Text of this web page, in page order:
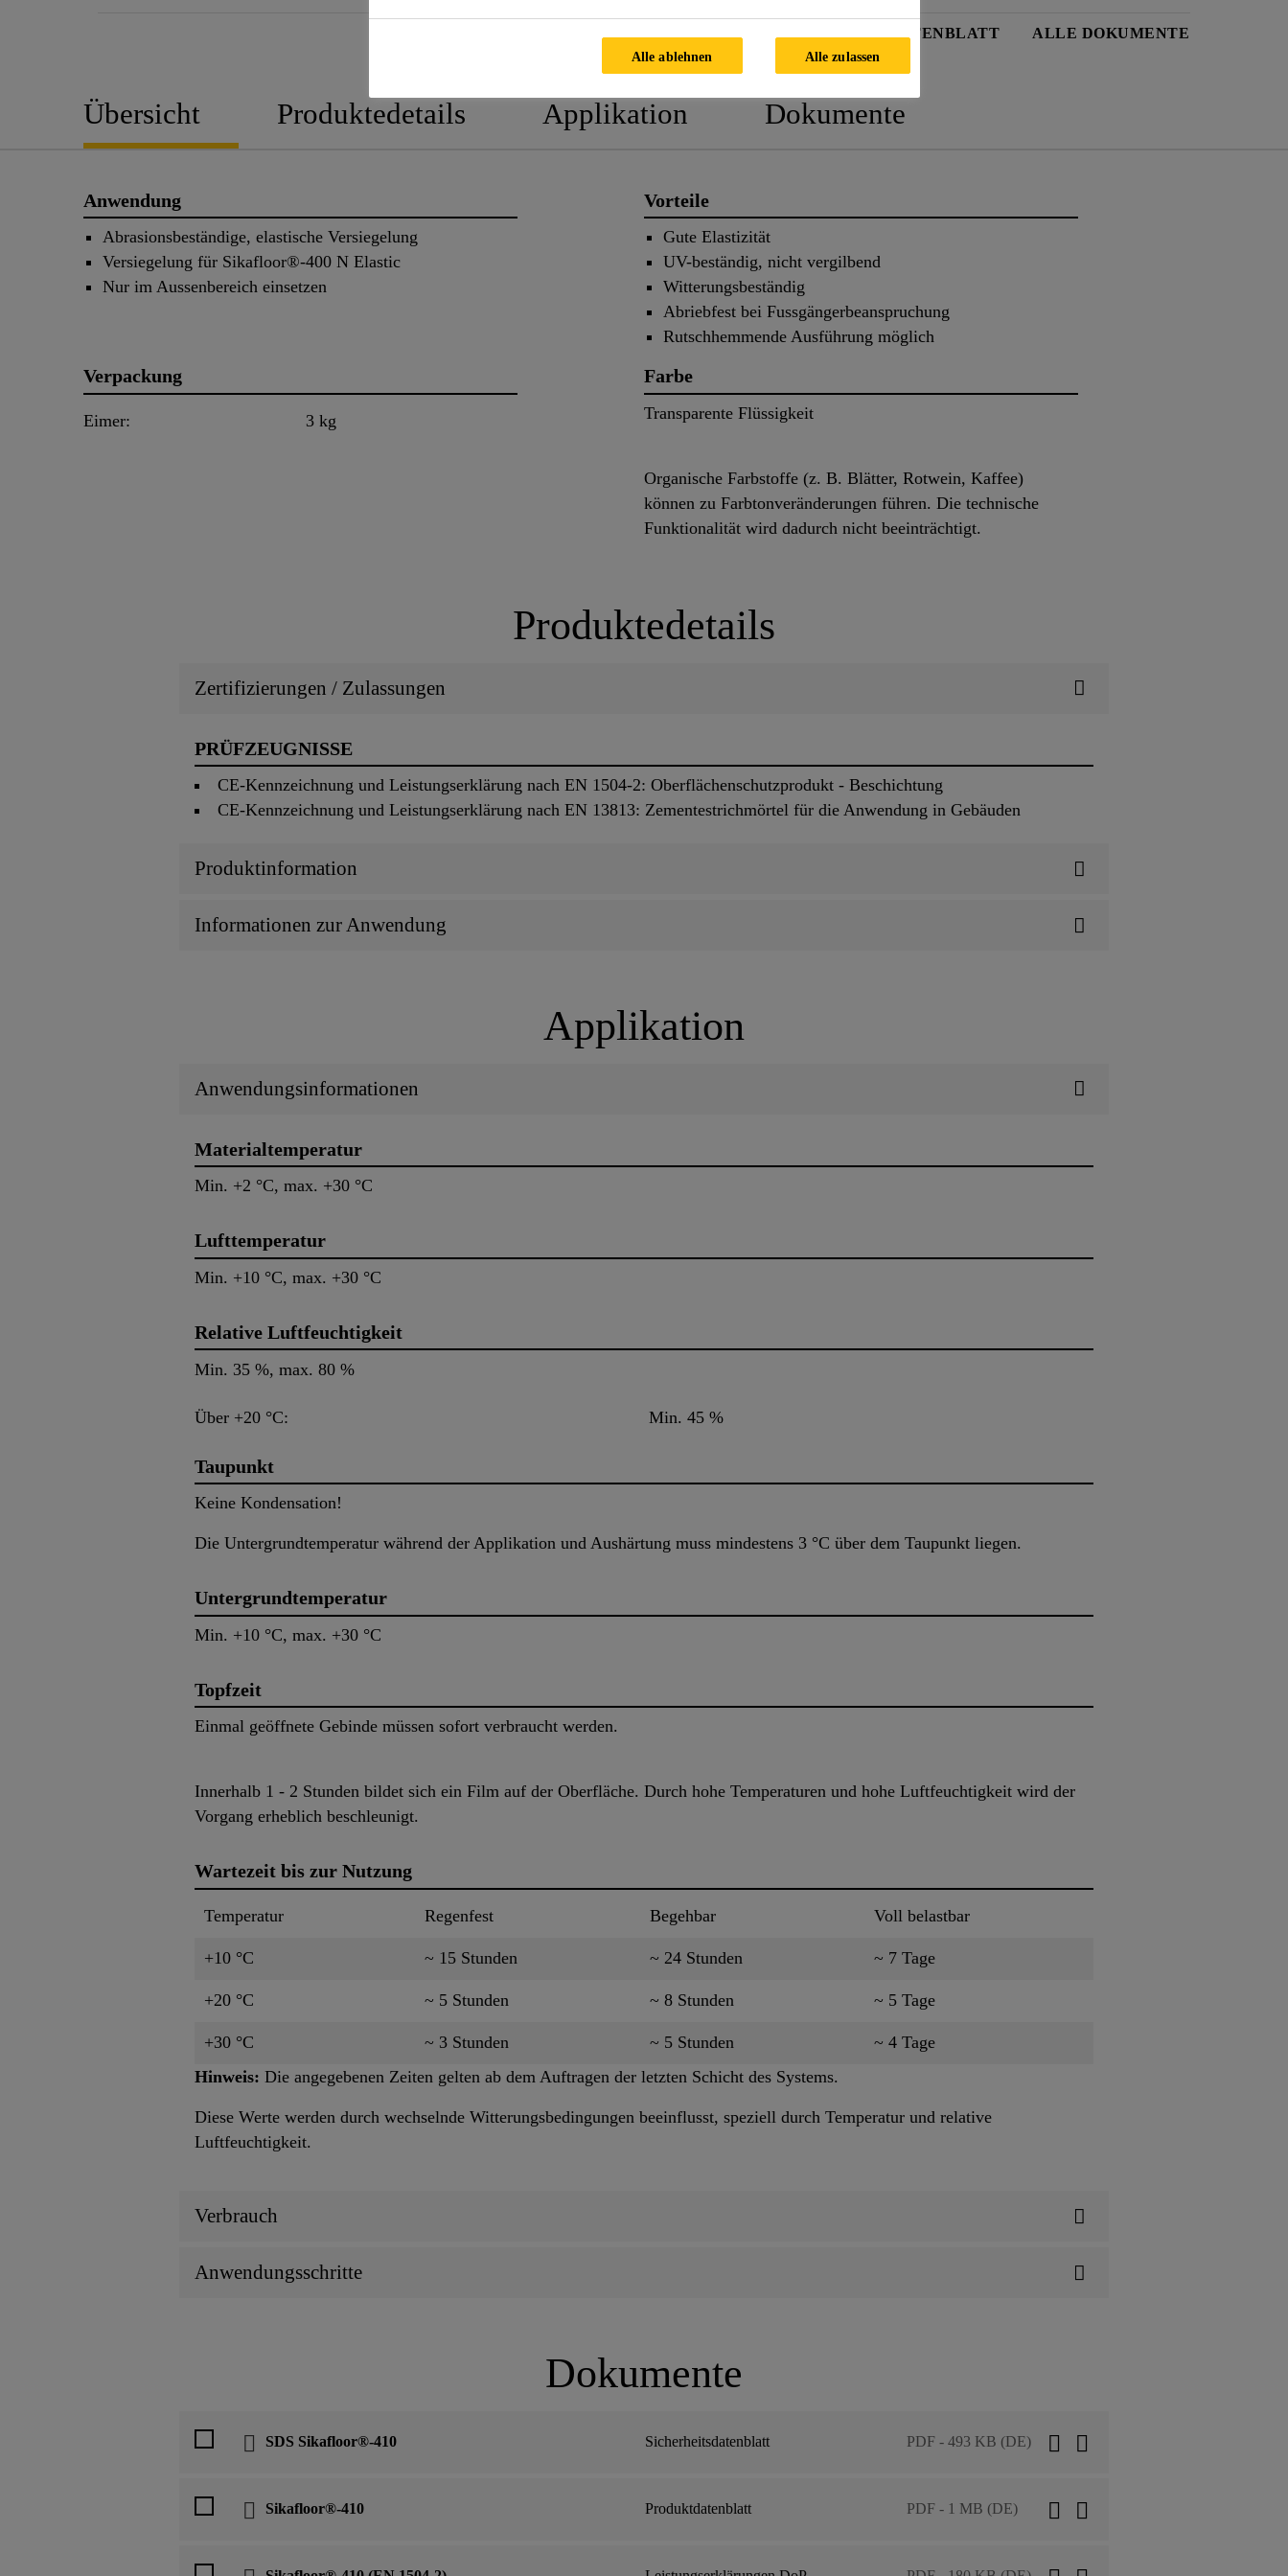
SICHERHEITSDATENBLATT ALLE DOKUMENTE
Übersicht Produktedetails Applikation Dokumente
Anwendung
Abrasionsbeständige, elastische Versiegelung
Versiegelung für Sikafloor®-400 N Elastic
Nur im Aussenbereich einsetzen
Vorteile
Gute Elastizität
UV-beständig, nicht vergilbend
Witterungsbeständig
Abriebfest bei Fussgängerbeanspruchung
Rutschhemmende Ausführung möglich
Verpackung
Eimer: 3 kg
Farbe
Transparente Flüssigkeit
Organische Farbstoffe (z. B. Blätter, Rotwein, Kaffee)
können zu Farbtonveränderungen führen. Die technische
Funktionalität wird dadurch nicht beeinträchtigt.
Produktedetails
Zertifizierungen / Zulassungen
PRÜFZEUGNISSE
CE-Kennzeichnung und Leistungserklärung nach EN 1504-2: Oberflächenschutzprodukt - Beschichtung
CE-Kennzeichnung und Leistungserklärung nach EN 13813: Zementestrichmörtel für die Anwendung in Gebäuden
Produktinformation
Informationen zur Anwendung
Applikation
Anwendungsinformationen
Materialtemperatur
Min. +2 °C, max. +30 °C
Lufttemperatur
Min. +10 °C, max. +30 °C
Relative Luftfeuchtigkeit
Min. 35 %, max. 80 %
Über +20 °C: Min. 45 %
Taupunkt
Keine Kondensation!
Die Untergrundtemperatur während der Applikation und Aushärtung muss mindestens 3 °C über dem Taupunkt liegen.
Untergrundtemperatur
Min. +10 °C, max. +30 °C
Topfzeit
Einmal geöffnete Gebinde müssen sofort verbraucht werden.
Innerhalb 1 - 2 Stunden bildet sich ein Film auf der Oberfläche. Durch hohe Temperaturen und hohe Luftfeuchtigkeit wird der
Vorgang erheblich beschleunigt.
Wartezeit bis zur Nutzung
Temperatur Regenfest Begehbar Voll belastbar
+10 °C ~ 15 Stunden ~ 24 Stunden ~ 7 Tage
+20 °C ~ 5 Stunden ~ 8 Stunden ~ 5 Tage
+30 °C ~ 3 Stunden ~ 5 Stunden
~ 4 Tage
Hinweis: Die angegebenen Zeiten gelten ab dem Auftragen der letzten Schicht des Systems.
Diese Werte werden durch wechselnde Witterungsbedingungen beeinflusst, speziell durch Temperatur und relative
Luftfeuchtigkeit.
Verbrauch
Anwendungsschritte
Dokumente
SDS Sikafloor®-410 Sicherheitsdatenblatt PDF - 493 KB (DE)
Sikafloor®-410 Produktdatenblatt PDF - 1 MB (DE)
Alle ablehnen Alle zulassen